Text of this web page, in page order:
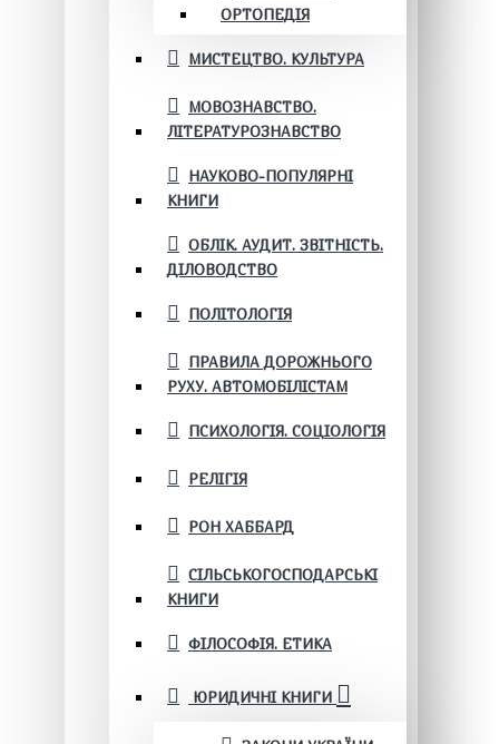
ОРТОПЕДІЯ
МИСТЕЦТВО. КУЛЬТУРА
МОВОЗНАВСТВО.
ЛІТЕРАТУРОЗНАВСТВО
НАУКОВО-ПОПУЛЯРНІ
КНИГИ
ОБЛІК. АУДИТ. ЗВІТНІСТЬ.
ДІЛОВОДСТВО
ПОЛІТОЛОГІЯ
ПРАВИЛА ДОРОЖНЬОГО
РУХУ. АВТОМОБІЛІСТАМ
ПСИХОЛОГІЯ. СОЦІОЛОГІЯ
РЕЛІГІЯ
РОН ХАББАРД
СІЛЬСЬКОГОСПОДАРСЬКІ
КНИГИ
ФІЛОСОФІЯ. ЕТИКА
ЮРИДИЧНІ КНИГИ